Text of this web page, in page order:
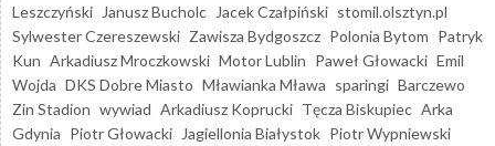
Leszczyński
Janusz Bucholc Jacek Czałpiński stomil.olsztyn.pl
Sylwester Czereszewski Zawisza Bydgoszcz Polonia Bytom Patryk
Kun Arkadiusz Mroczkowski Motor Lublin Paweł Głowacki Emil
Wojda DKS Dobre Miasto Mławianka Mława sparingi Barczewo
Zin Stadion wywiad Arkadiusz Koprucki Tęcza Biskupiec Arka
Gdynia Piotr Głowacki Jagiellonia Białystok Piotr Wypniewski